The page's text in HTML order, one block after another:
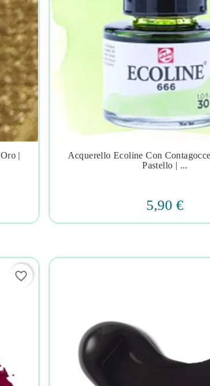
|
 
Acquerello Ecoline Con
Pastello | ...
5,90 €
favorite_border